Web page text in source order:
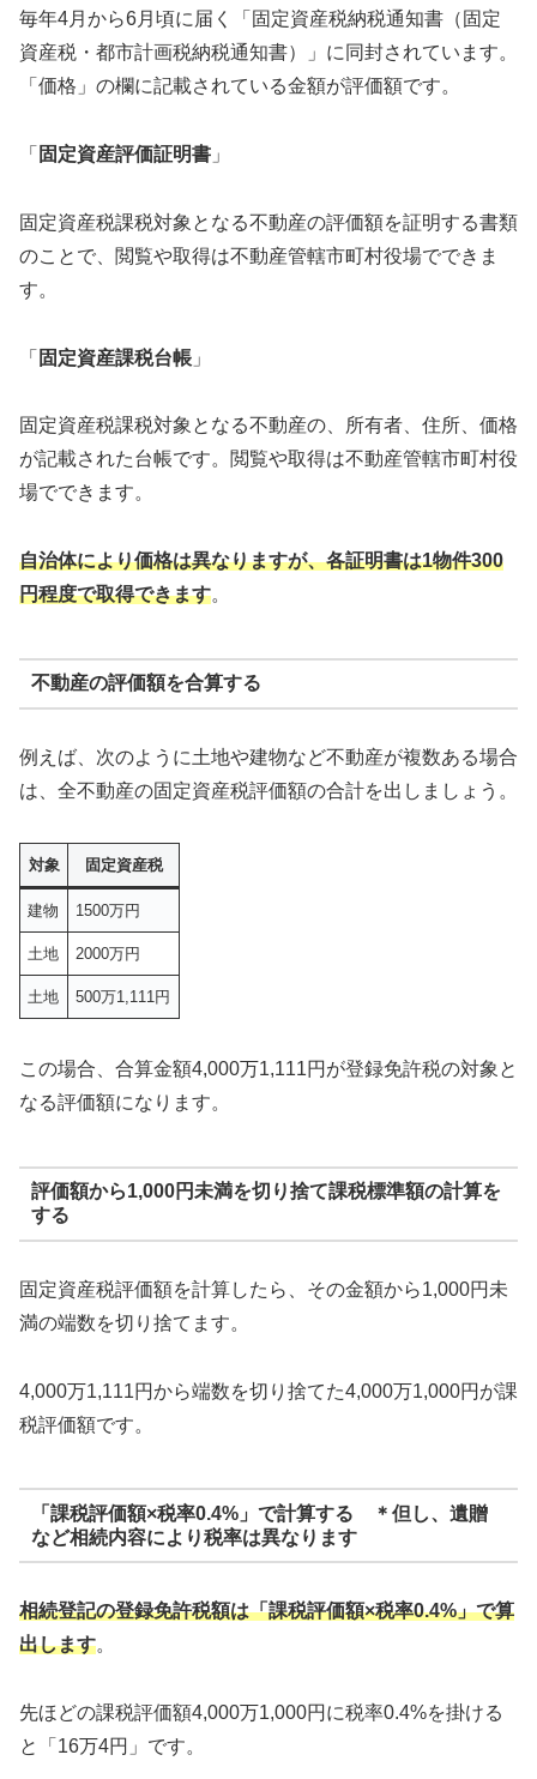
毎年4月から6月頃に届く「固定資産税納税通知書（固定
資産税・都市計画税納税通知書）」に同封されています。
「価格」の欄に記載されている金額が評価額です。
「 固定資産評価証明書 」
固定資産税課税対象となる不動産の評価額を証明する書類
のことで、閲覧や取得は不動産管轄市町村役場でできま
す。
「 固定資産課税台帳 」
固定資産税課税対象となる不動産の、所有者、住所、価格
が記載された台帳です。閲覧や取得は不動産管轄市町村役
場でできます。
自治体により価格は異なりますが、各証明書は1物件300
円程度で取得できます。
不動産の評価額を合算する
例えば、次のように土地や建物など不動産が複数ある場合
は、全不動産の固定資産税評価額の合計を出しましょう。
対象 固定資産税
建物 1500万円
土地 2000万円
土地 500万1,111円
この場合、合算金額4,000万1,111円が登録免許税の対象と
なる評価額になります。
評価額から1,000円未満を切り捨て課税標準額の計算を
する
固定資産税評価額を計算したら、その金額から1,000円未
満の端数を切り捨てます。
4,000万1,111円から端数を切り捨てた4,000万1,000円が課
税評価額です。
「課税評価額×税率0.4%」で計算する ＊但し、遺贈
など相続内容により税率は異なります
相続登記の登録免許税額は「課税評価額×税率0.4%」で算
出します。
先ほどの課税評価額4,000万1,000円に税率0.4%を掛ける
と「16万4円」です。